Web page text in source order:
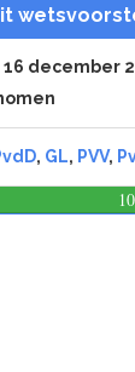
december
, GL, PVV,